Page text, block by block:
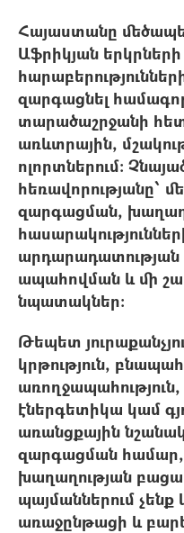
Հայաստանը
Աֆրիկյան
զարգացնել
տարածաշրջանի
առևտրային,
ոլորտներում։
հեռավորությանը՝
զարգացման,
արդարադատության
ապահովման և մի
նպատակներ։
Թեպետ
կրթություն,
առողջապահություն,
էներգետիկա կամ
առանցքային
զարգացման համար,
խաղաղության
պայմաններում չենք
առաջընթացի և